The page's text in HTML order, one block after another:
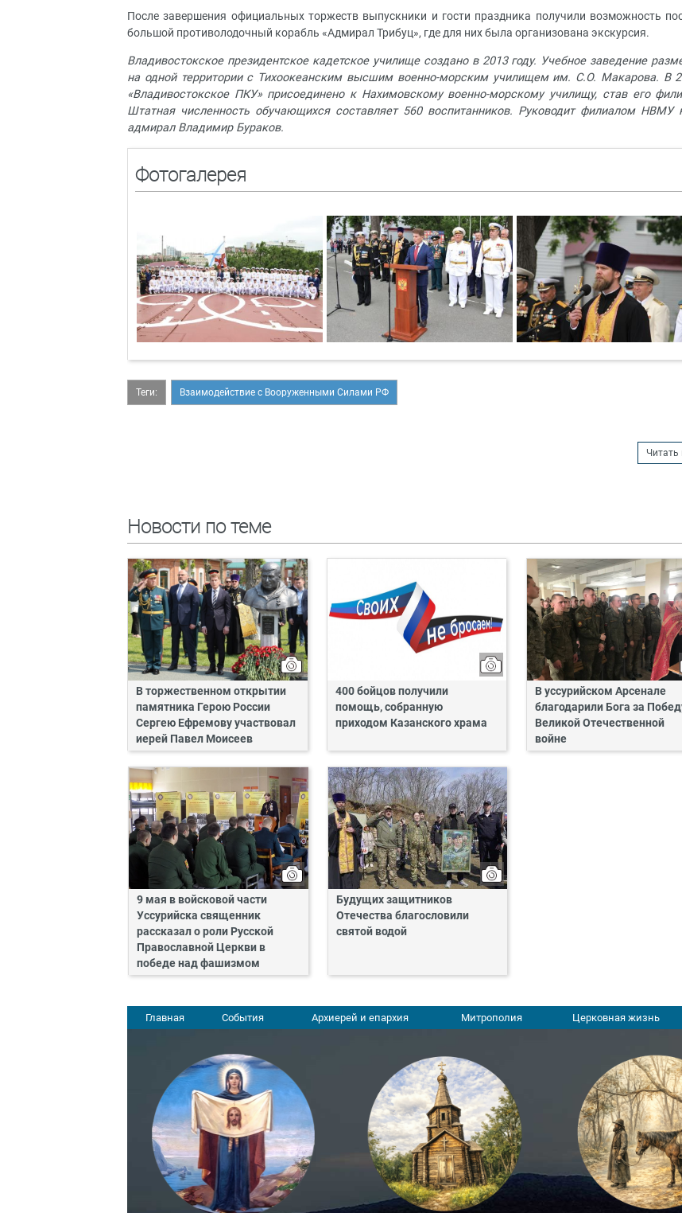
После завершения официальных торжеств выпускники и гости праздника получили возможность
большой противолодочный корабль «Адмирал Трибуц», где для них была организована экскурсия.
Владивостокское президентское кадетское училище создано в 2013 году. Учебное заведение
на одной территории с Тихоокеанским высшим военно-морским училищем им. С.О. Макарова. В
«Владивостокское ПКУ» присоединено к Нахимовскому военно-морскому училищу, став его
Штатная численность обучающихся составляет 560 воспитанников. Руководит филиалом НВМУ
адмирал Владимир Бураков.
Фотогалерея
Теги: Взаимодействие с Вооруженными Силами РФ
Читать
Новости по теме
В торжественном открытии
памятника Герою России
Сергею Ефремову участвовал
иерей Павел Моисеев
400 бойцов получили
помощь, собранную
приходом Казанского храма
В уссурийском Арсенале
благодарили Бога за
Великой Отечественной
войне
9 мая в войсковой части
Уссурийска священник
рассказал о роли Русской
Православной Церкви в
победе над фашизмом
Будущих защитников
Отечества благословили
святой водой
Главная События Архиерей и епархия Митрополия Церковная жизнь